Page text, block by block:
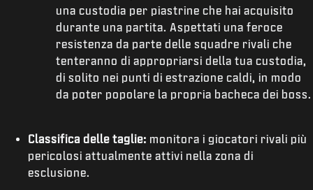
una custodia per piastrine che hai acquisito
durante una partita. Aspettati una feroce
resistenza da parte delle squadre rivali che
tenteranno di appropriarsi della tua custodia,
di solito nei punti di estrazione caldi, in modo
da poter popolare la propria bacheca dei boss.
Classifica delle taglie: monitora i giocatori rivali più
pericolosi attualmente attivi nella zona di
esclusione.